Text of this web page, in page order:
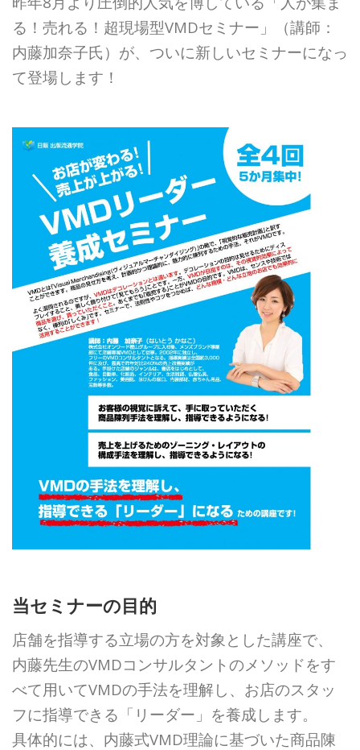
る！売れる！超現場型VMDセミナー」（講師：
内藤加奈子氏）が、ついに新しいセミナーになっ
て登場します！
当セミナーの目的
店舗を指導する立場の方を対象とした講座で、
内藤先生のVMDコンサルタントのメソッドをす
べて用いてVMDの手法を理解し、お店のスタッ
フに指導できる 「リーダー」を養成します。
具体的には、内藤式VMD理論に基づいた商品陳